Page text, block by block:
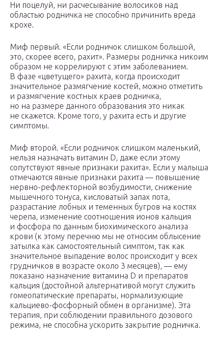
Ни поцелуй, ни расчесывание волосиков над
областью родничка не способно причинить вреда
крохе.
Миф первый. «Если родничок слишком большой,
это, скорее всего, рахит». Размеры родничка никоим
образом не коррелируют с этим заболеванием.
В фазе «цветущего» рахита, когда происходит
значительное размягчение костей, можно отметить
и размягчение костных краев родничка,
но на размере данного образования это никак
не скажется. Кроме того, у рахита есть и другие
симптомы.
Миф второй. «Если родничок слишком маленький,
нельзя назначать витамин D, даже если этому
сопутствуют явные признаки рахита». Если у малыша
отмечаются явные признаки рахита — повышение
нервно-рефлекторной возбудимости, снижение
мышечного тонуса, кисловатый запах пота,
разрастание лобных и теменных бугров на костях
черепа, изменение соотношения ионов кальция
и фосфора по данным биохимического анализа
крови (к этому перечню мы не относим облысение
затылка как самостоятельный симптом, так как
значительное выпадение волос происходит у всех
грудничков в возрасте около 3 месяцев), — ему
показано назначение витамина D и препаратов
кальция (достойной альтернативой могут служить
гомеопатические препараты, нормализующие
кальциево-фосфорный обмен в организме). Эта
терапия, при соблюдении правильного дозового
режима, не способна ускорить закрытие родничка.